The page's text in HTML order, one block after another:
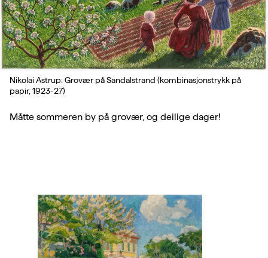
Nikolai Astrup: Grovær på Sandalstrand (kombinasjonstrykk på
papir, 1923-27)
Måtte sommeren by på grovær, og deilige dager!